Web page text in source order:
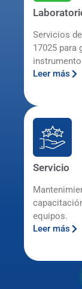
Servicios
17025 para
Leer más
Servicio
equipos.
Leer más